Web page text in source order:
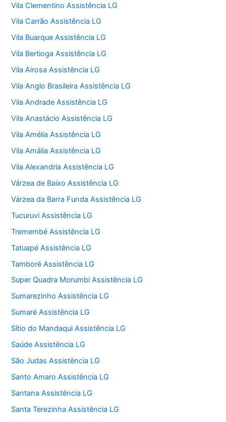
Vila Clementino Assistência LG
Vila Carrão Assistência LG
Vila Buarque Assistência LG
Vila Bertioga Assistência LG
Vila Airosa Assistência LG
Vila Anglo Brasileira Assistência LG
Vila Andrade Assistência LG
Vila Anastácio Assistência LG
Vila Amélia Assistência LG
Vila Amália Assistência LG
Vila Alexandria Assistência LG
Várzea de Baixo Assistência LG
Várzea da Barra Funda Assistência LG
Tucuruvi Assistência LG
Tremembé Assistência LG
Tatuapé Assistência LG
Tamboré Assistência LG
Super Quadra Morumbi Assistência LG
Sumarezinho Assistência LG
Sumaré Assistência LG
Sítio do Mandaqui Assistência LG
Saúde Assistência LG
São Judas Assistência LG
Santo Amaro Assistência LG
Santana Assistência LG
Santa Terezinha Assistência LG